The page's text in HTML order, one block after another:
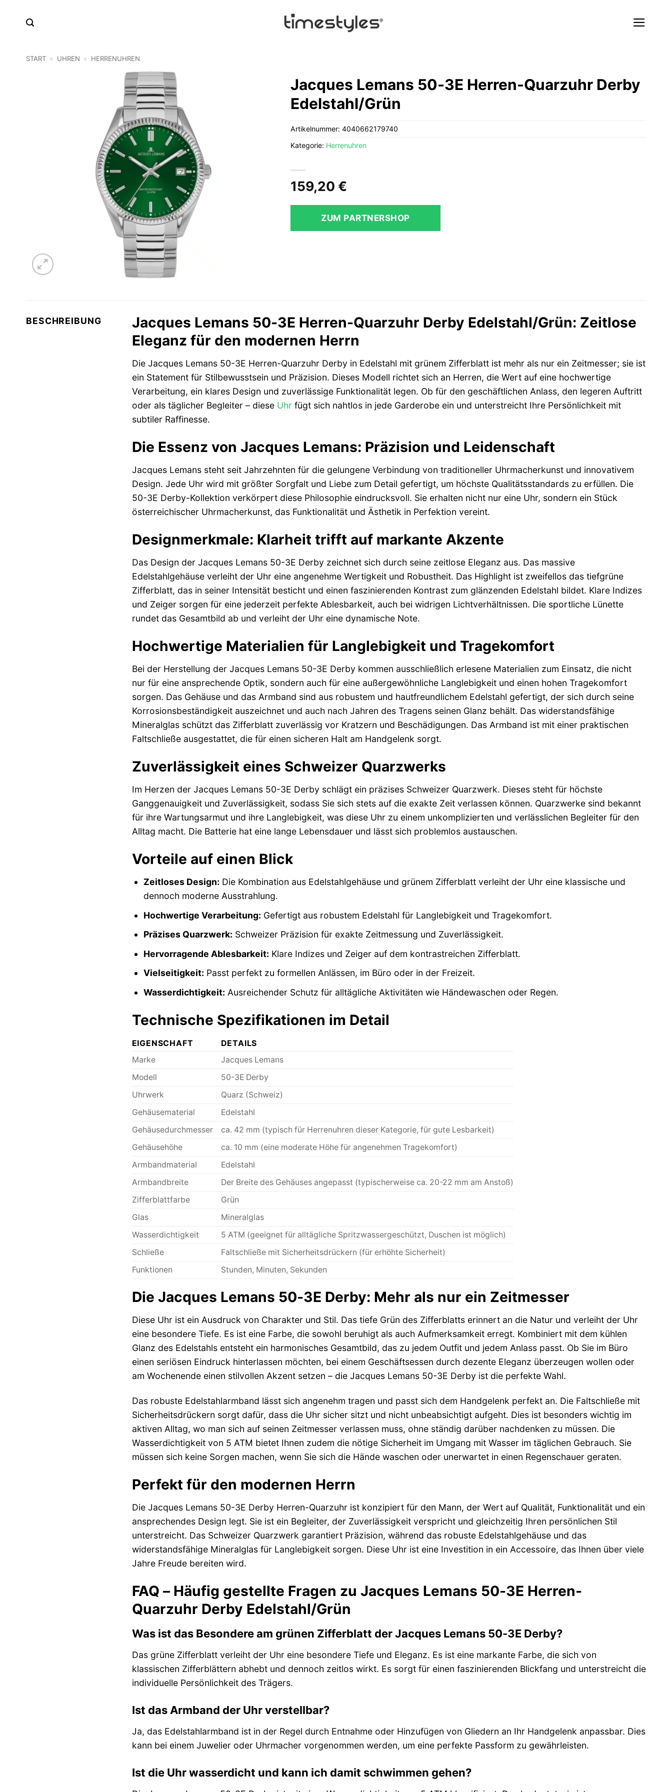
START » UHREN » HERRENUHREN
Jacques Lemans 50-3E Herren-Quarzuhr Derby
Edelstahl/Grün
159,20 €
ZUM PARTNERSHOP
Artikelnummer:4040662179740
Kategorie: Herrenuhren
BESCHREIBUNG
Jacques Lemans 50-3E Herren-Quarzuhr Derby Edelstahl/Grün: Zeitlose
Eleganz für den modernen Herrn
Die Jacques Lemans 50-3E Herren-Quarzuhr Derby in Edelstahl mit grünem Zifferblatt ist mehr als nur ein Zeitmesser; sie ist
ein Statement für Stilbewusstsein und Präzision. Dieses Modell richtet sich an Herren, die Wert auf eine hochwertige
Verarbeitung, ein klares Design und zuverlässige Funktionalität legen. Ob für den geschäftlichen Anlass, den legeren Auftritt
oder als täglicher Begleiter – diese Uhrfügt sich nahtlos in jede Garderobe ein und unterstreicht Ihre Persönlichkeit mit
subtiler Raffinesse.
Die Essenz von Jacques Lemans: Präzision und Leidenschaft
Jacques Lemans steht seit Jahrzehnten für die gelungene Verbindung von traditioneller Uhrmacherkunst und innovativem
Design. Jede Uhr wird mit größter Sorgfalt und Liebe zum Detail gefertigt, um höchste Qualitätsstandards zu erfüllen. Die
50-3E Derby-Kollektion verkörpert diese Philosophie eindrucksvoll. Sie erhalten nicht nur eine Uhr, sondern ein Stück
österreichischer Uhrmacherkunst, das Funktionalität und Ästhetik in Perfektion vereint.
Designmerkmale: Klarheit trifft auf markante Akzente
Das Design der Jacques Lemans 50-3E Derby zeichnet sich durch seine zeitlose Eleganz aus. Das massive
Edelstahlgehäuse verleiht der Uhr eine angenehme Wertigkeit und Robustheit. Das Highlight ist zweifellos das tiefgrüne
Zifferblatt, das in seiner Intensität besticht und einen faszinierenden Kontrast zum glänzenden Edelstahl bildet. Klare Indizes
und Zeiger sorgen für eine jederzeit perfekte Ablesbarkeit, auch bei widrigen Lichtverhältnissen. Die sportliche Lünette
rundet das Gesamtbild ab und verleiht der Uhr eine dynamische Note.
Hochwertige Materialien für Langlebigkeit und Tragekomfort
Bei der Herstellung der Jacques Lemans 50-3E Derby kommen ausschließlich erlesene Materialien zum Einsatz, die nicht
nur für eine ansprechende Optik, sondern auch für eine außergewöhnliche Langlebigkeit und einen hohen Tragekomfort
sorgen. Das Gehäuse und das Armband sind aus robustem und hautfreundlichem Edelstahl gefertigt, der sich durch seine
Korrosionsbeständigkeit auszeichnet und auch nach Jahren des Tragens seinen Glanz behält. Das widerstandsfähige
Mineralglas schützt das Zifferblatt zuverlässig vor Kratzern und Beschädigungen. Das Armband ist mit einer praktischen
Faltschließe ausgestattet, die für einen sicheren Halt am Handgelenk sorgt.
Zuverlässigkeit eines Schweizer Quarzwerks
Im Herzen der Jacques Lemans 50-3E Derby schlägt ein präzises Schweizer Quarzwerk. Dieses steht für höchste
Ganggenauigkeit und Zuverlässigkeit, sodass Sie sich stets auf die exakte Zeit verlassen können. Quarzwerke sind bekannt
für ihre Wartungsarmut und ihre Langlebigkeit, was diese Uhr zu einem unkomplizierten und verlässlichen Begleiter für den
Alltag macht. Die Batterie hat eine lange Lebensdauer und lässt sich problemlos austauschen.
Vorteile auf einen Blick
Zeitloses Design: Die Kombination aus Edelstahlgehäuse und grünem Zifferblatt verleiht der Uhr eine klassische und
dennoch moderne Ausstrahlung.
Hochwertige Verarbeitung: Gefertigt aus robustem Edelstahl für Langlebigkeit und Tragekomfort.
Präzises Quarzwerk: Schweizer Präzision für exakte Zeitmessung und Zuverlässigkeit.
Hervorragende Ablesbarkeit: Klare Indizes und Zeiger auf dem kontrastreichen Zifferblatt.
Vielseitigkeit: Passt perfekt zu formellen Anlässen, im Büro oder in der Freizeit.
Wasserdichtigkeit: Ausreichender Schutz für alltägliche Aktivitäten wie Händewaschen oder Regen.
Technische Spezifikationen im Detail
EIGENSCHAFT
DETAILS
Marke
Jacques Lemans
Modell
50-3E Derby
Uhrwerk
Quarz (Schweiz)
Gehäusematerial
Edelstahl
Gehäusedurchmesser
ca. 42 mm (typisch für Herrenuhren dieser Kategorie, für gute Lesbarkeit)
Gehäusehöhe
ca. 10 mm (eine moderate Höhe für angenehmen Tragekomfort)
Armbandmaterial
Edelstahl
Armbandbreite
Der Breite des Gehäuses angepasst (typischerweise ca. 20-22 mm am Anstoß)
Zifferblattfarbe
Grün
Glas
Mineralglas
Wasserdichtigkeit
5 ATM (geeignet für alltägliche Spritzwassergeschützt, Duschen ist möglich)
Schließe
Faltschließe mit Sicherheitsdrückern (für erhöhte Sicherheit)
Funktionen
Stunden, Minuten, Sekunden
Die Jacques Lemans 50-3E Derby: Mehr als nur ein Zeitmesser
Diese Uhr ist ein Ausdruck von Charakter und Stil. Das tiefe Grün des Zifferblatts erinnert an die Natur und verleiht der Uhr
eine besondere Tiefe. Es ist eine Farbe, die sowohl beruhigt als auch Aufmerksamkeit erregt. Kombiniert mit dem kühlen
Glanz des Edelstahls entsteht ein harmonisches Gesamtbild, das zu jedem Outfit und jedem Anlass passt. Ob Sie im Büro
einen seriösen Eindruck hinterlassen möchten, bei einem Geschäftsessen durch dezente Eleganz überzeugen wollen oder
am Wochenende einen stilvollen Akzent setzen – die Jacques Lemans 50-3E Derby ist die perfekte Wahl.
Das robuste Edelstahlarmband lässt sich angenehm tragen und passt sich dem Handgelenk perfekt an. Die Faltschließe mit
Sicherheitsdrückern sorgt dafür, dass die Uhr sicher sitzt und nicht unbeabsichtigt aufgeht. Dies ist besonders wichtig im
aktiven Alltag, wo man sich auf seinen Zeitmesser verlassen muss, ohne ständig darüber nachdenken zu müssen. Die
Wasserdichtigkeit von 5 ATM bietet Ihnen zudem die nötige Sicherheit im Umgang mit Wasser im täglichen Gebrauch. Sie
müssen sich keine Sorgen machen, wenn Sie sich die Hände waschen oder unerwartet in einen Regenschauer geraten.
Perfekt für den modernen Herrn
Die Jacques Lemans 50-3E Derby Herren-Quarzuhr ist konzipiert für den Mann, der Wert auf Qualität, Funktionalität und ein
ansprechendes Design legt. Sie ist ein Begleiter, der Zuverlässigkeit verspricht und gleichzeitig Ihren persönlichen Stil
unterstreicht. Das Schweizer Quarzwerk garantiert Präzision, während das robuste Edelstahlgehäuse und das
widerstandsfähige Mineralglas für Langlebigkeit sorgen. Diese Uhr ist eine Investition in ein Accessoire, das Ihnen über viele
Jahre Freude bereiten wird.
FAQ – Häufig gestellte Fragen zu Jacques Lemans 50-3E Herren-
Quarzuhr Derby Edelstahl/Grün
Was ist das Besondere am grünen Zifferblatt der Jacques Lemans 50-3E Derby?
Das grüne Zifferblatt verleiht der Uhr eine besondere Tiefe und Eleganz. Es ist eine markante Farbe, die sich von
klassischen Zifferblättern abhebt und dennoch zeitlos wirkt. Es sorgt für einen faszinierenden Blickfang und unterstreicht die
individuelle Persönlichkeit des Trägers.
Ist das Armband der Uhr verstellbar?
Ja, das Edelstahlarmband ist in der Regel durch Entnahme oder Hinzufügen von Gliedern an Ihr Handgelenk anpassbar. Dies
kann bei einem Juwelier oder Uhrmacher vorgenommen werden, um eine perfekte Passform zu gewährleisten.
Ist die Uhr wasserdicht und kann ich damit schwimmen gehen?